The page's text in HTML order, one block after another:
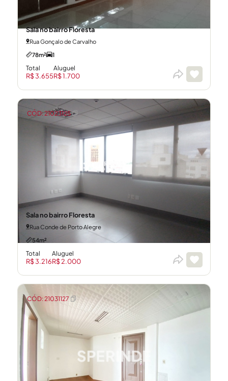
Sala no bairro Floresta
Rua Gonçalo de Carvalho
78m²
1
Total
R$ 3.655
Aluguel
R$ 1.700
Sala no bairro Floresta
Rua Conde de Porto Alegre
54m²
Total
R$ 3.216
Aluguel
R$ 2.000
CÓD: 21023125
CÓD: 21031127